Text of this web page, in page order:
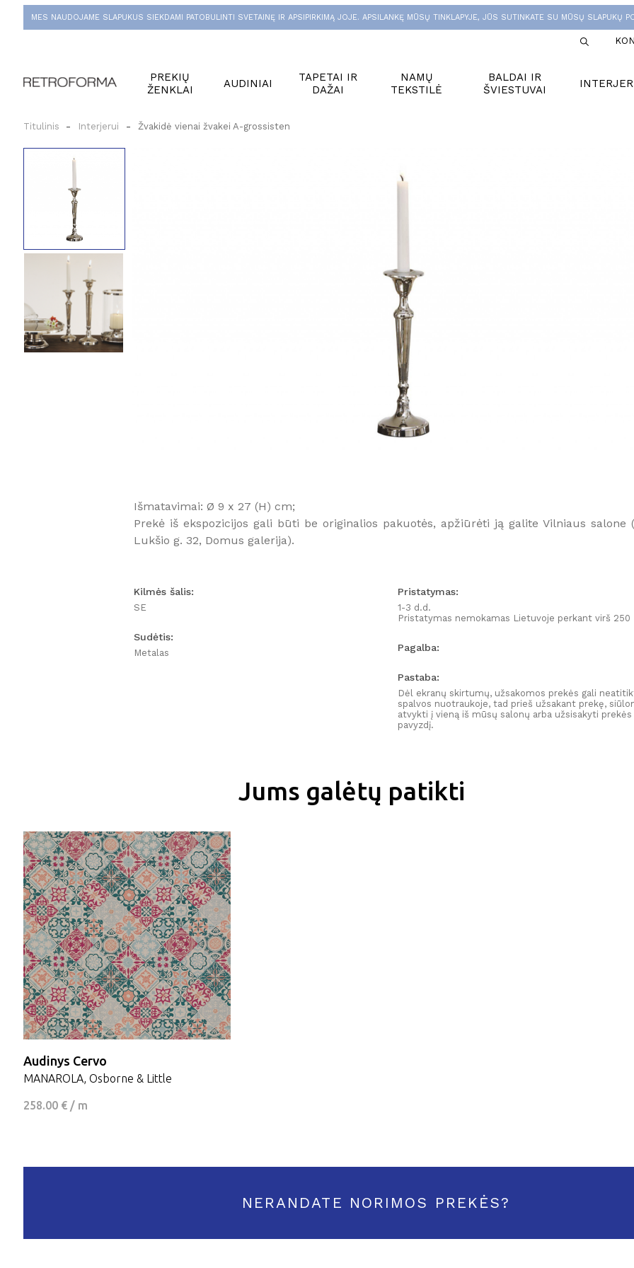
MES NAUDOJAME SLAPUKUS SIEKDAMI PATOBULINTI SVETAINĘ IR APSIPIRKIMĄ JOJE. APSILANKĘ MŪSŲ TINKLAPYJE, JŪS SUTINKATE SU MŪSŲ SLAPUKŲ
PREKIŲ
ŽENKLAI
AUDINIAI
TAPETAI IR
DAŽAI
NAMŲ
TEKSTILĖ
BALDAI IR
ŠVIESTUVAI
Titulinis Interjerui Žvakidė vienai žvakei A-grossisten
Išmatavimai: Ø 9 x 27 (H) cm;
Prekė iš ekspozicijos gali būti be originalios pakuotės, apžiūrėti ją galite Vilniaus salone
Lukšio g. 32, Domus galerija).
Kilmės šalis:
SE
Sudėtis:
Metalas
Pristatymas:
1-3 d.d.
Pristatymas nemokamas Lietuvoje perkant virš 250
Pagalba:
Pastaba:
Dėl ekranų skirtumų, užsakomos prekės gali
spalvos nuotraukoje, tad prieš užsakant prekę,
atvykti į vieną iš mūsų salonų arba užsisakyti prekės
pavyzdį.
Jums galėtų patikti
Audinys Cervo
MANAROLA, Osborne & Little
258.00 € / m
NERANDATE NORIMOS PREKĖS?